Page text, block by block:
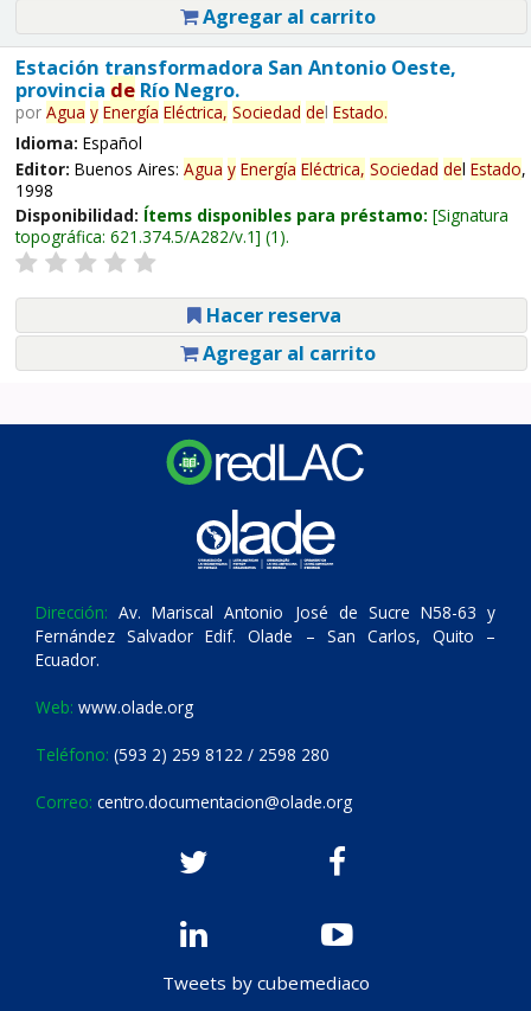
Agregar al carrito
Estación transformadora San Antonio Oeste,
provincia deRío Negro.
por Agua y Energía Eléctrica, Sociedad del Estado.
Idioma: Español
Editor: Buenos Aires: Agua y Energía Eléctrica, Sociedad del Estado,
1998
Disponibilidad: Ítems disponibles para préstamo: Signatura
topográfica: 621.374.5/A282/v.1 (1).
Hacer reserva
Agregar al carrito
Dirección: Av. Mariscal Antonio José de Sucre N58-63 y
Fernández Salvador Edif. Olade – San Carlos, Quito –
Ecuador.
Web: www.olade.org
Teléfono: (593 2) 259 8122 / 2598 280
Correo: centro.documentacion@olade.org
Tweets by cubemediaco